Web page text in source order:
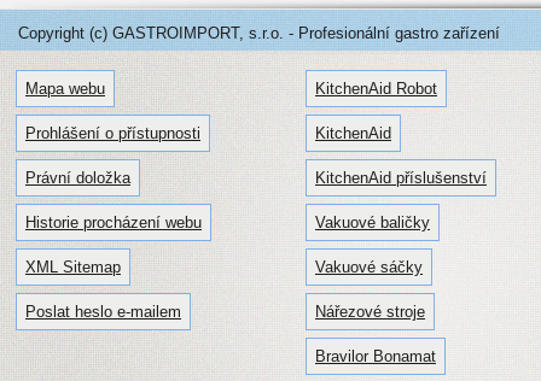
Copyright (c) GASTROIMPORT, s.r.o. - Profesionální gastro zařízení
Mapa webu
Prohlášení o přístupnosti
Právní doložka
Historie procházení webu
XML Sitemap
Poslat heslo e-mailem
KitchenAid Robot
KitchenAid
KitchenAid příslušenství
Vakuové baličky
Vakuové sáčky
Nářezové stroje
Bravilor Bonamat